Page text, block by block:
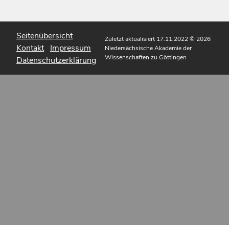
Seitenübersicht
Kontakt Impressum
Datenschutzerklärung
Zuletzt aktualisiert 17.11.2022© 2026
Niedersächsische Akademie der
Wissenschaften zu Göttingen